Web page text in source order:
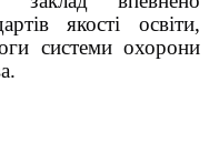
якості освіти,
системи охорони